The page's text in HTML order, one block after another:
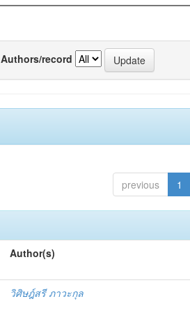
Authors/record
previous 1
Author(s)
วิศิษฎ์สรี ภาวะกุล